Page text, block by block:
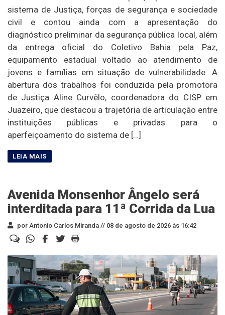
sistema de Justiça, forças de segurança e sociedade
civil e contou ainda com a apresentação do
diagnóstico preliminar da segurança pública local, além
da entrega oficial do Coletivo Bahia pela Paz,
equipamento estadual voltado ao atendimento de
jovens e famílias em situação de vulnerabilidade. A
abertura dos trabalhos foi conduzida pela promotora
de Justiça Aline Curvêlo, coordenadora do CISP em
Juazeiro, que destacou a trajetória de articulação entre
instituições públicas e privadas para o
aperfeiçoamento do sistema de […]
Avenida Monsenhor Ângelo será
interditada para 11ª Corrida da Lua
por Antonio Carlos Miranda // 08 de agosto de 2026 às 16:42